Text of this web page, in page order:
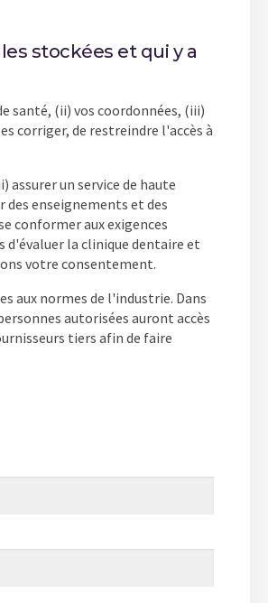
stockées et qui y a
santé, (ii) vos coordonnées, (iii)
corriger, de restreindre l'accès à
un service de haute
enseignements et des
conformer aux exigences
d'évaluer la clinique dentaire et
votre consentement.
aux normes de l'industrie. Dans
autorisées auront accès
tiers afin de faire